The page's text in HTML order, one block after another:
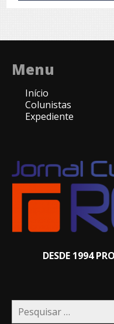
Menu
Início
Colunistas
Expediente
DESDE 1994
Pesquisar
por: